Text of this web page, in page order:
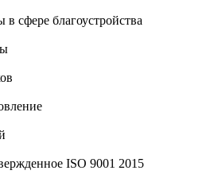
сфере благоустройства
ISO 9001 2015